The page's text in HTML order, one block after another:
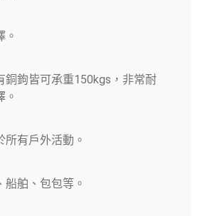
。
銅鉤皆可承重150kgs，非常耐
。
所有戶外活動。
船舶、包包等。